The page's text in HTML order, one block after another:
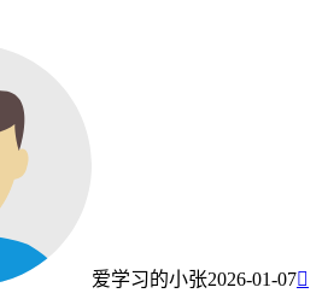
爱学习的小张2026-01-07